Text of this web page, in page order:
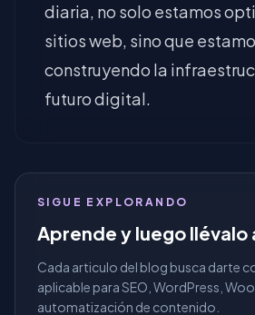
diaria, no solo estamos
sitios web, sino que
construyendo la
futuro digital.
SIGUE EXPLORANDO
Aprende y luego llévalo
Cada articulo del blog busca darte
aplicable para SEO, WordPress,
automatización de contenido.